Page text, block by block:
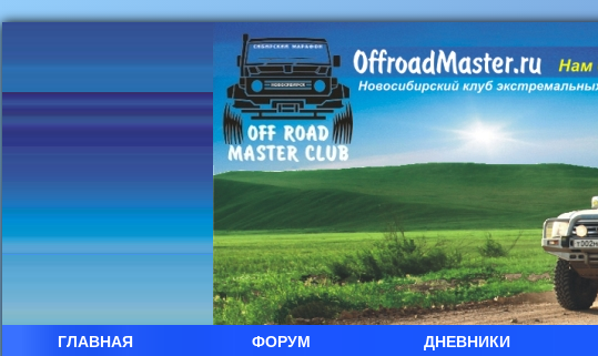
ГЛАВНАЯ ФОРУМ ДНЕВНИКИ